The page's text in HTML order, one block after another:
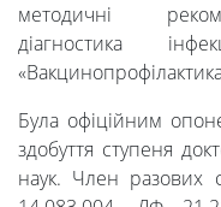
методичні
діагностика
Була офіційним
здобуття ступеня
наук. Член разових